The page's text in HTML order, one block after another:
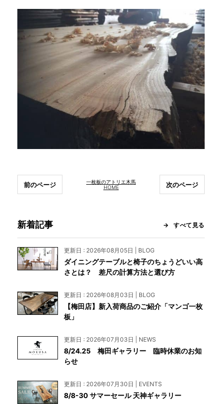
一枚板のアトリエ木馬
HOME
前のページ 次のページ
新着記事 すべて見る
更新日 : 2026年08月05日 | BLOG
ダイニングテーブルと椅子のちょうどいい高
さとは？ 差尺の計算方法と選び方
更新日 : 2026年08月03日 | BLOG
【梅田店】新入荷商品のご紹介「マンゴ一枚
板」
更新日 : 2026年07月03日 | NEWS
8/24.25 梅田ギャラリー 臨時休業のお知
らせ
更新日 : 2026年07月30日 | EVENTS
8/8-30 サマーセール 天神ギャラリー